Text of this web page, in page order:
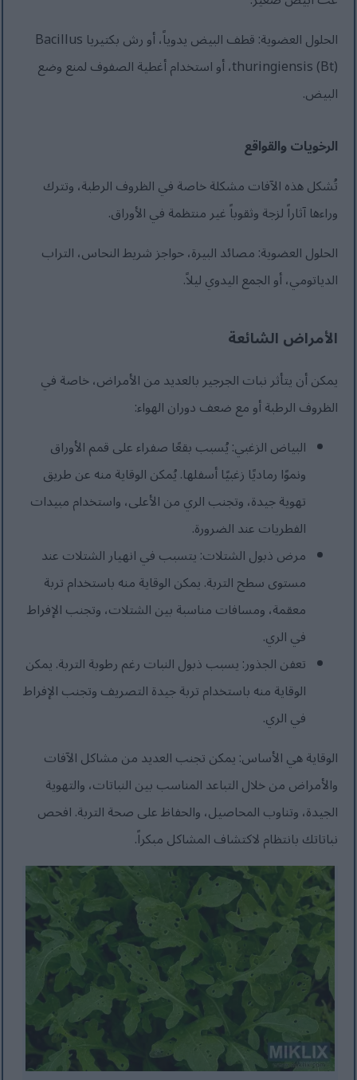
الحلول العضوية: قطف البيض يدوياً، أو رش بكتيريا Bacillus
thuringiensis (Bt)، أو استخدام أغطية الصفوف لمنع وضع
البيض.
الرخويات والقواقع
تُشكل هذه الآفات مشكلة خاصة في الظروف الرطبة، وتترك
وراءها آثاراً لزجة وثقوباً غير منتظمة في الأوراق.
الحلول العضوية: مصائد البيرة، حواجز شريط النحاس، التراب
الدياتومي، أو الجمع اليدوي ليلاً.
الأمراض الشائعة
يمكن أن يتأثر نبات الجرجير بالعديد من الأمراض، خاصة في
الظروف الرطبة أو مع ضعف دوران الهواء:
البياض الزغبي: يُسبب بقعًا صفراء على قمم الأوراق
ونموًا رماديًا زغبيًا أسفلها. يُمكن الوقاية منه عن طريق
تهوية جيدة، وتجنب الري من الأعلى، واستخدام مبيدات
الفطريات عند الضرورة.
مرض ذبول الشتلات: يتسبب في انهيار الشتلات عند
مستوى سطح التربة. يمكن الوقاية منه باستخدام تربة
معقمة، ومسافات مناسبة بين الشتلات، وتجنب الإفراط
في الري.
تعفن الجذور: يسبب ذبول النبات رغم رطوبة التربة. يمكن
الوقاية منه باستخدام تربة جيدة التصريف وتجنب الإفراط
في الري.
الوقاية هي الأساس: يمكن تجنب العديد من مشاكل الآفات
والأمراض من خلال التباعد المناسب بين النباتات، والتهوية
الجيدة، وتناوب المحاصيل، والحفاظ على صحة التربة. افحص
نباتاتك بانتظام لاكتشاف المشاكل مبكراً.